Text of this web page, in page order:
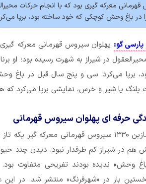
معرکه گیری بود که با انجام حرکات
در باغ وحش کوچکی که خود ساخته بود، برپا
پارسی گو:
در شیراز به شهرت رسیده بود؛ او
برپا می‌کرد. سی و پنج سال قبل در باغ
پلنگ یا شیر و خرس، نمایشی برپا می‌کرد
حرفه ای پهلوان سیروس قهرمانی
در سال‌های آغازین ۱۳۳۰ سیروس قهرمانی معرکه
در شیراز کم طرفدار نبود. دیدن چند
وحش» ندیده بودند تفریحی متفاوت
بار در «شهرفرنگ» منتشر شد. در